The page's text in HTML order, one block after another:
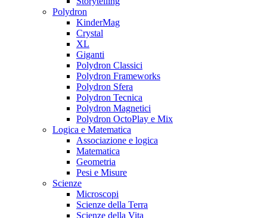
Polydron
KinderMag
Crystal
XL
Giganti
Polydron Classici
Polydron Frameworks
Polydron Sfera
Polydron Tecnica
Polydron Magnetici
Polydron OctoPlay e Mix
Logica e Matematica
Associazione e logica
Matematica
Geometria
Pesi e Misure
Scienze
Microscopi
Scienze della Terra
Scienze della Vita